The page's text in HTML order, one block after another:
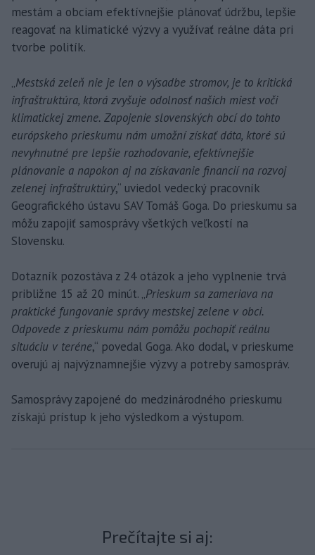
mestám a obciam efektívnejšie plánovať údržbu, lepšie
reagovať na klimatické výzvy a využívať reálne dáta pri
tvorbe politík.
„Mestská zeleň nie je len o výsadbe stromov, je to kritická
infraštruktúra, ktorá zvyšuje odolnosť našich miest voči
klimatickej zmene. Zapojenie slovenských obcí do tohto
európskeho prieskumu nám umožní získať dáta, ktoré sú
nevyhnutné pre lepšie rozhodovanie, efektívnejšie
plánovanie a napokon aj na získavanie financií na rozvoj
zelenej infraštruktúry,“ uviedol vedecký pracovník
Geografického ústavu SAV Tomáš Goga. Do prieskumu sa
môžu zapojiť samosprávy všetkých veľkostí na
Slovensku.
Dotazník pozostáva z 24 otázok a jeho vyplnenie trvá
približne 15 až 20 minút. „Prieskum sa zameriava na
praktické fungovanie správy mestskej zelene v obci.
Odpovede z prieskumu nám pomôžu pochopiť reálnu
situáciu v teréne,“ povedal Goga. Ako dodal, v prieskume
overujú aj najvýznamnejšie výzvy a potreby samospráv.
Samosprávy zapojené do medzinárodného prieskumu
získajú prístup k jeho výsledkom a výstupom.
Prečítajte si aj: